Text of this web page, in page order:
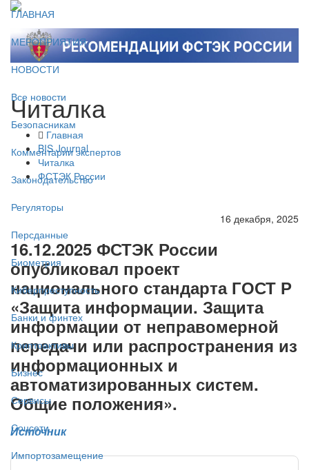
ГЛАВНАЯ
МЕРОПРИЯТИЯ
НОВОСТИ
Все новости
Безопасникам
Комментарии экспертов
Законодательство
Регуляторы
Персданные
Биометрия
Киберпреступность
Банки и финтех
Криптоактивы
Бизнес
Сервисы
Соцсети
Импортозамещение
Читалка
Главная
BIS Journal
Читалка
ФСТЭК России
16 декабря, 2025
16.12.2025 ФСТЭК России
опубликовал проект
национального стандарта ГОСТ Р
«Защита информации. Защита
информации от неправомерной
передачи или распространения из
информационных и
автоматизированных систем.
Общие положения».
Источник